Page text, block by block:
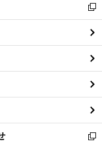
閉
る
新
し
い
ウ
ィ
ン
ド
ウ
で
開
く
新